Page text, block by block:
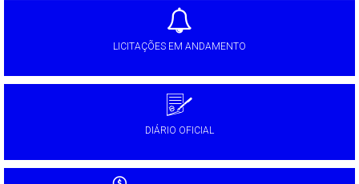
LICITAÇÕES EM ANDAMENTO
DIÁRIO OFICIAL